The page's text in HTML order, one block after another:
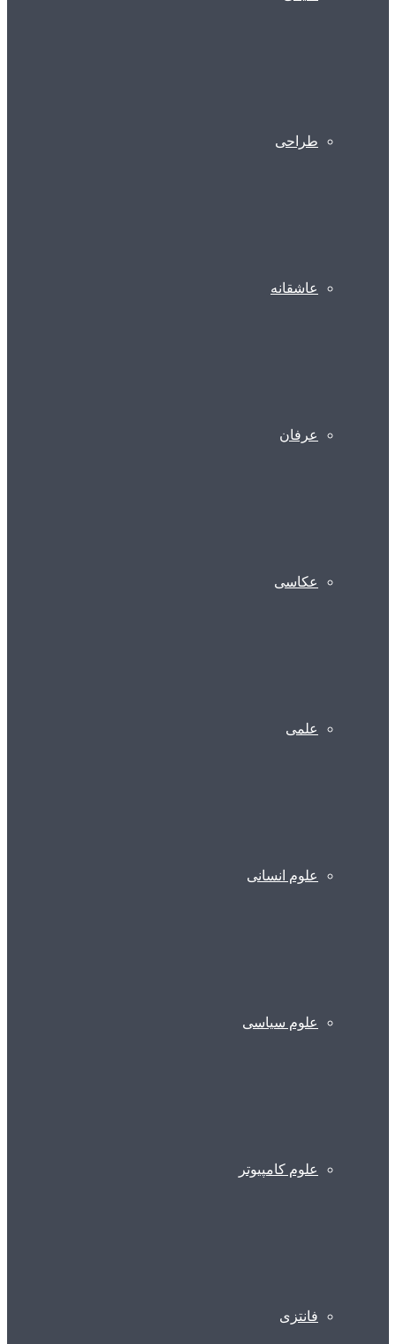
طراحی
عاشقانه
عرفان
عکاسی
علمی
علوم انسانی
علوم سیاسی
علوم کامپیوتر
فانتزی